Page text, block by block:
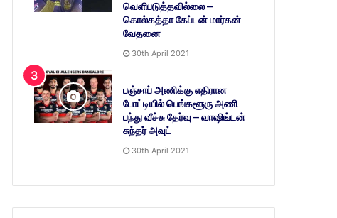
வெளிபடுத்தவில்லை –
கொல்கத்தா கேப்டன் மார்கன்
வேதனை
30th April 2021
பஞ்சாப் அணிக்கு எதிரான
போட்டியில் பெங்களூரு அணி
பந்து வீச்சு தேர்வு – வாஷிங்டன்
சுந்தர் அவுட்
30th April 2021